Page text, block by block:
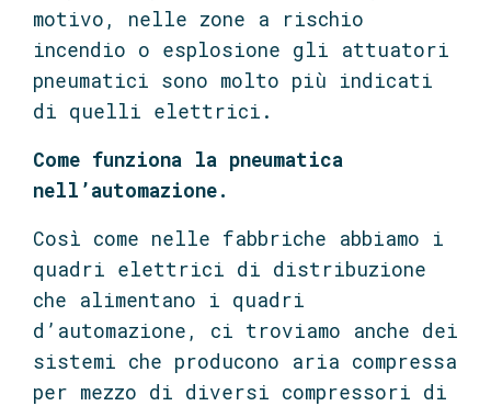
motivo, nelle zone a rischio
incendio o esplosione gli attuatori
pneumatici sono molto più indicati
di quelli elettrici.
Come funziona la pneumatica
nell’automazione.
Così come nelle fabbriche abbiamo i
quadri elettrici di distribuzione
che alimentano i quadri
d’automazione, ci troviamo anche dei
sistemi che producono aria compressa
per mezzo di diversi compressori di